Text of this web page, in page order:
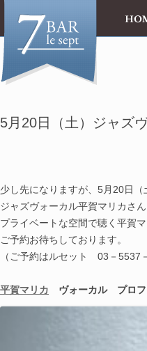
5月20日（土）ジャズ
少し先になりますが、5月20日（
ジャズヴォーカル平賀マリカさ
プライベートな空間で聴く平賀
ご予約お待ちしております。
（ご予約はルセット 03－5537
平賀マリカ ヴォーカル プロフ